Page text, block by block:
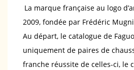
La marque française au logo
2009, fondée par Frédéric
Au départ, le catalogue de
uniquement de paires de
franche réussite de celles-ci, le